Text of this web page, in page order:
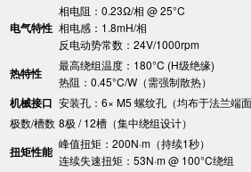
​电气特性​
相电阻：0.23Ω/相 @ 25°C
相电感：1.8mH/相
反电动势常数：24V/1000rpm
​热特性​
最高绕组温度：180°C (H级绝缘)
热阻：0.45°C/W（需强制散热）
​机械接口​ 安装孔：6× M5 螺纹孔（均布于法兰端面
极数/槽数 8极 / 12槽（集中绕组设计）
​扭矩性能​
峰值扭矩：200N·m（持续1秒）
连续失速扭矩：53N·m @ 100°C绕组